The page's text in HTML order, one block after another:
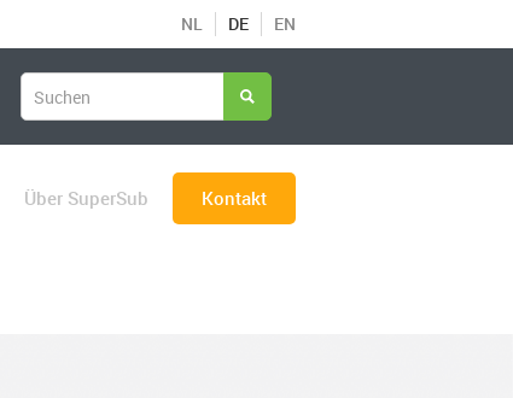
NL DE EN
Über SuperSub Kontakt